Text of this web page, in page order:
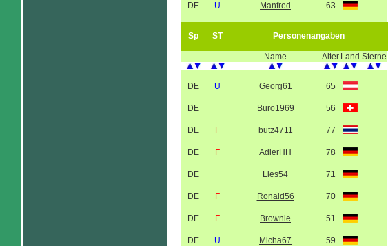
DE U Manfred 63
Sp ST Personenangaben
Name Alter Land Sterne
DE U Georg61 65
DE Buro1969 56
DE F butz4711 77
DE F AdlerHH 78
DE Lies54 71
DE F Ronald56 70
DE F Brownie 51
DE U Micha67 59